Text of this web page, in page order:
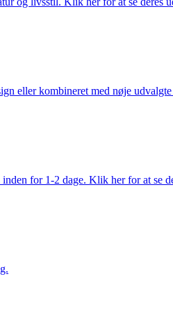
eller kombineret med nøje
for 1-2 dage. Klik her for at se